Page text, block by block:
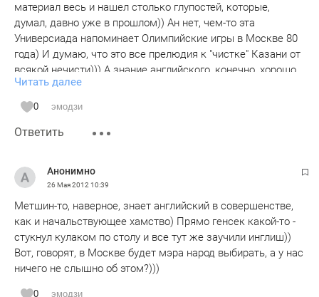
материал весь и нашел столько глупостей, которые,
думал, давно уже в прошлом)) Ан нет, чем-то эта
Универсиада напоминает Олимпийские игры в Москве 80
года) И думаю, что это все прелюдия к "чистке" Казани от
всякой нечисти))) А знание английского, конечно, хорошо,
только причем здесь манжеты)) Вообще-то они должны
быть всегда чистые, как руки) и не только во время
важных приемов))
Читать далее
0 эмодзи
Ответить
Анонимно
26 Мая 2012 10:39
Метшин-то, наверное, знает английский в совершенстве,
как и начальствующее хамство) Прямо генсек какой-то -
стукнул кулаком по столу и все тут же заучили инглиш))
Вот, говорят, в Москве будет мэра народ выбирать, а у нас
ничего не слышно об этом?)))
0 эмодзи